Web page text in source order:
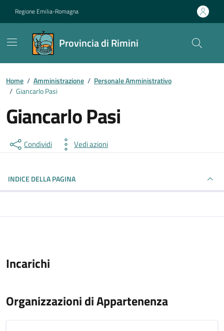
Regione Emilia-Romagna
Provincia di Rimini
Contenuti in evidenza
Home / Amministrazione / Personale Amministrativo
/ Giancarlo Pasi
Giancarlo Pasi
Condividi Vedi azioni
INDICE DELLA PAGINA
Incarichi
Organizzazioni di Appartenenza